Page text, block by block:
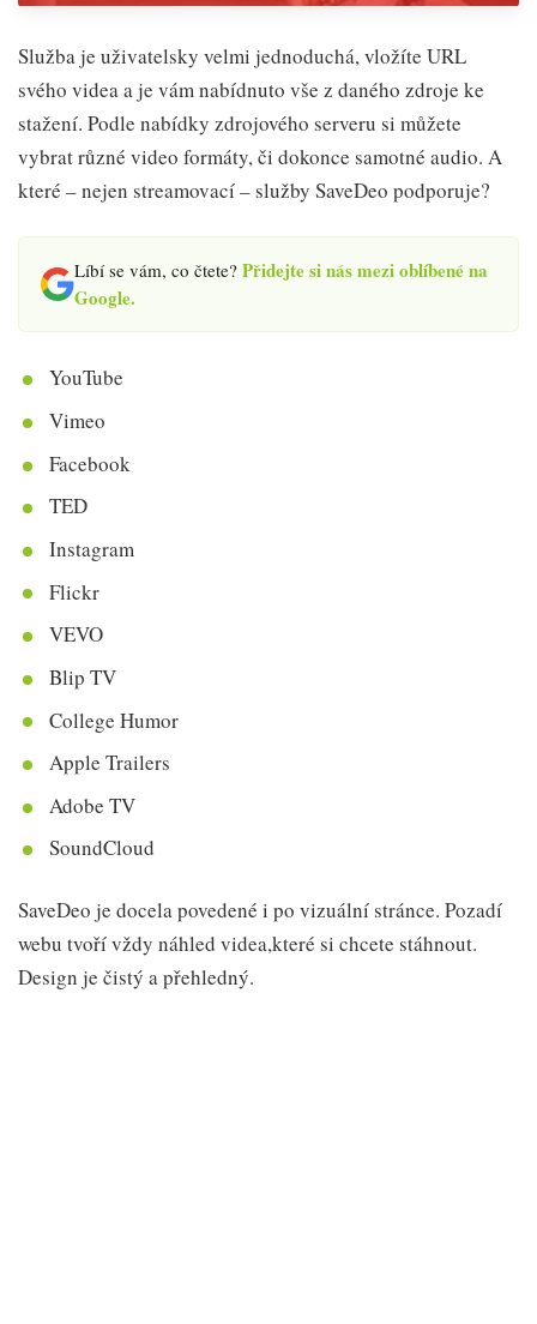
Služba je uživatelsky velmi jednoduchá, vložíte URL
svého videa a je vám nabídnuto vše z daného zdroje ke
stažení. Podle nabídky zdrojového serveru si můžete
vybrat různé video formáty, či dokonce samotné audio. A
které – nejen streamovací – služby SaveDeo podporuje?
Líbí se vám, co čtete? Přidejte si nás mezi oblíbené na
Google.
YouTube
Vimeo
Facebook
TED
Instagram
Flickr
VEVO
Blip TV
College Humor
Apple Trailers
Adobe TV
SoundCloud
SaveDeo je docela povedené i po vizuální stránce. Pozadí
webu tvoří vždy náhled videa,které si chcete stáhnout.
Design je čistý a přehledný.